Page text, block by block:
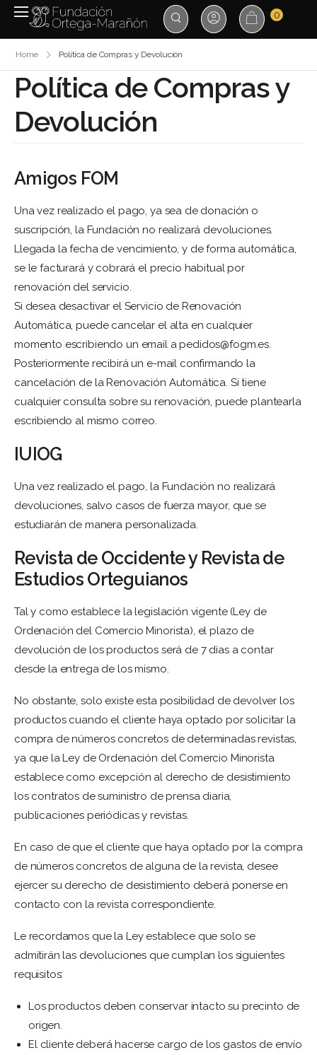
0
Home Política de Compras y Devolución
Política de Compras y
Devolución
Amigos FOM
Una vez realizado el pago, ya sea de donación o
suscripción, la Fundación no realizará devoluciones.
Llegada la fecha de vencimiento, y de forma automática,
se le facturará y cobrará el precio habitual por
renovación del servicio.
Si desea desactivar el Servicio de Renovación
Automática, puede cancelar el alta en cualquier
momento escribiendo un email apedidos@fogm.es.
Posteriormente recibirá un e-mail confirmando la
cancelación de la Renovación Automática. Si tiene
cualquier consulta sobre su renovación, puede plantearla
escribiendo al mismo correo.
IUIOG
Una vez realizado el pago, la Fundación no realizará
devoluciones, salvo casos de fuerza mayor, que se
estudiarán de manera personalizada.
Revista de Occidente y Revista de
Estudios Orteguianos
Tal y como establece la legislación vigente (Ley de
Ordenación del Comercio Minorista), el plazo de
devolución de los productos será de 7 días a contar
desde la entrega de los mismo.
No obstante, solo existe esta posibilidad de devolver los
productos cuando el cliente haya optado por solicitar la
compra de números concretos de determinadas revistas,
ya que la Ley de Ordenación del Comercio Minorista
establece como excepción al derecho de desistimiento
los contratos de suministro de prensa diaria,
publicaciones periódicas y revistas.
En caso de que el cliente que haya optado por la compra
de números concretos de alguna de la revista, desee
ejercer su derecho de desistimiento deberá ponerse en
contacto con la revista correspondiente.
Le recordamos que la Ley establece que solo se
admitirán las devoluciones que cumplan los siguientes
requisitos:
Los productos deben conservar intacto su precinto de
origen.
El cliente deberá hacerse cargo de los gastos de envío